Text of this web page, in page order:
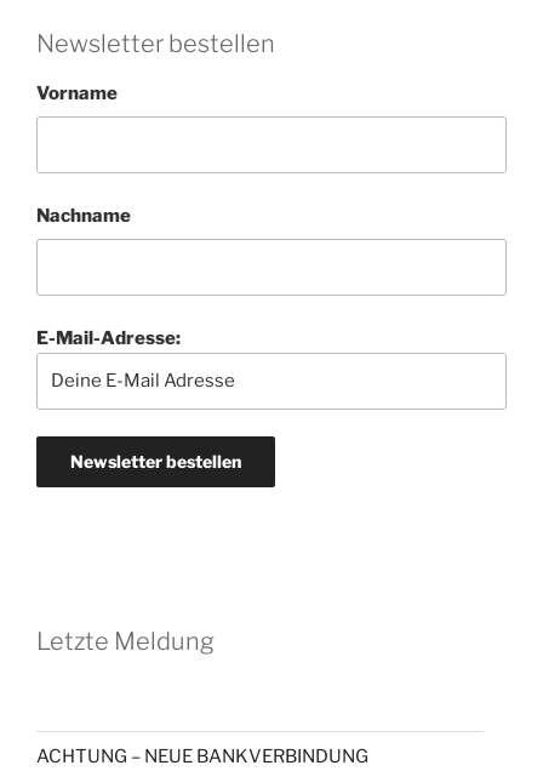
Newsletter bestellen
Vorname
Nachname
E-Mail-Adresse:
Letzte Meldung
ACHTUNG – NEUE BANKVERBINDUNG